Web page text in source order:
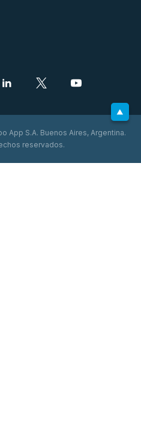
App S.A. Buenos Aires, Argentina.
reservados.